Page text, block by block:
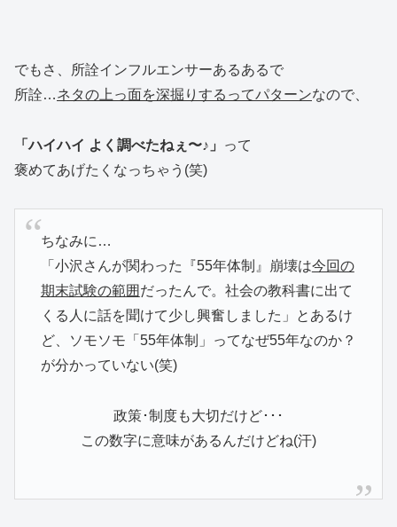
でもさ、所詮インフルエンサーあるあるで
所詮…ネタの上っ面を深掘りするってパターンなので、
「ハイハイ よく調べたねぇ〜♪」
って
褒めてあげたくなっちゃう(笑)
ちなみに…
「小沢さんが関わった『55年体制』崩壊は今回の
期末試験の範囲 だったんで。社会の教科書に出て
くる人に話を聞けて少し興奮しました」とあるけ
ど、ソモソモ「55年体制」ってなぜ55年なのか？
が分かっていない(笑)
政策･制度も大切だけど･･･
この数字に意味があるんだけどね(汗)